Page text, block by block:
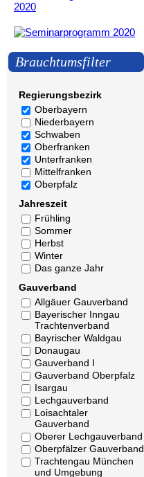
Brauchtumsfilter
Regierungsbezirk
Oberbayern
Niederbayern
Schwaben
Oberfranken
Unterfranken
Mittelfranken
Oberpfalz
Jahreszeit
Frühling
Sommer
Herbst
Winter
Das ganze Jahr
Gauverband
Allgäuer Gauverband
Bayerischer Inngau
Trachtenverband
Bayrischer Waldgau
Donaugau
Gauverband I
Gauverband Oberpfalz
Isargau
Lechgauverband
Loisachtaler
Gauverband
Oberer Lechgauverband
Oberpfälzer Gauverband
Trachtengau München
und Umgebung